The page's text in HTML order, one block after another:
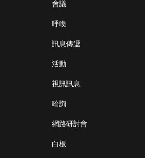
會議
呼喚
訊息傳遞
活動
視訊訊息
輪詢
網路研討會
白板